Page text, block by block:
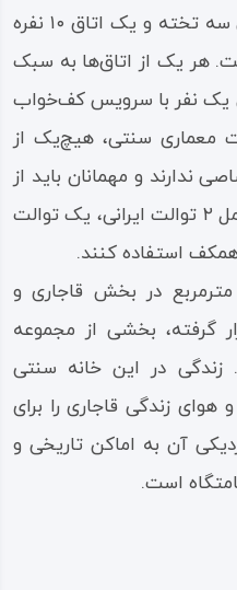
بالا سه اتاق دو تخته، یک اتاق سه تخته و یک اتاق ۱۰ نفره
هر یک از اتاق‌ها به سبک
یک نفر با سرویس کف‌خواب
معماری سنتی، هیچ‌یک از
ندارند و مهمانان باید از
سرویس بهداشتی اشتراکی (شامل ۲ توالت ایرانی، یک توالت
این هتل که با مساحت ۳۰۰ مترمربع در بخش قاجاری و
گرفته، بخشی از مجموعه
زندگی در این خانه سنتی
زندگی قاجاری را برای
آن به اماکن تاریخی و
است.